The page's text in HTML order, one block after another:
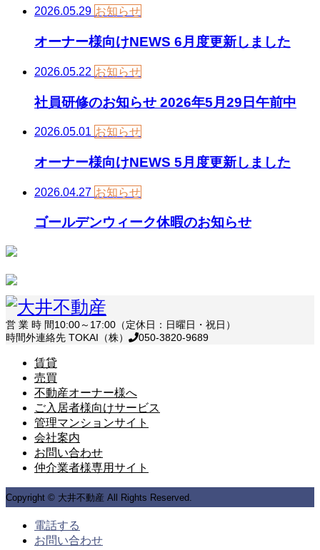
2026.05.29 お知らせ
オーナー様向けNEWS 6月度更新しました
2026.05.22 お知らせ
社員研修のお知らせ 2026年5月29日午前中
2026.05.01 お知らせ
オーナー様向けNEWS 5月度更新しました
2026.04.27 お知らせ
ゴールデンウィーク休暇のお知らせ
営 業 時 間10:00～17:00（定休日：日曜日・祝日）
時間外連絡先 TOKAI（株）
050-3820-9689
賃貸
売買
不動産オーナー様へ
ご入居者様向けサービス
管理マンションサイト
会社案内
お問い合わせ
仲介業者様専用サイト
Copyright © 大井不動産 All Rights Reserved.
電話する
お問い合わせ